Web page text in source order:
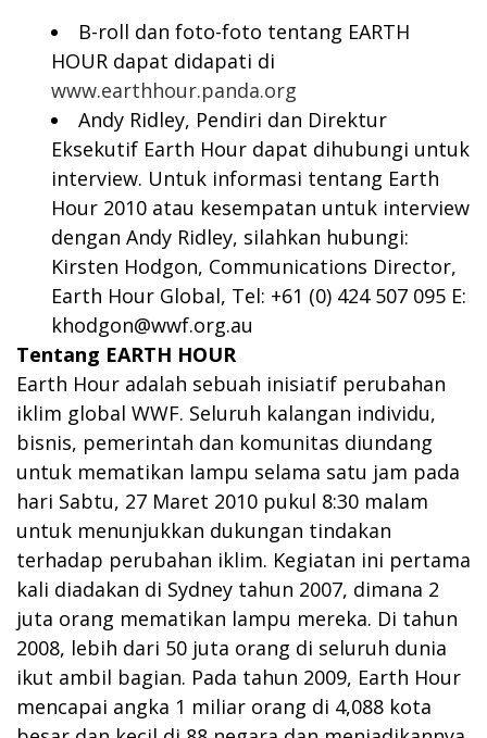
B-roll dan foto-foto tentang EARTH
HOUR dapat didapati di
www.earthhour.panda.org
Andy Ridley, Pendiri dan Direktur
Eksekutif Earth Hour dapat dihubungi untuk
interview. Untuk informasi tentang Earth
Hour 2010 atau kesempatan untuk interview
dengan Andy Ridley, silahkan hubungi:
Kirsten Hodgon, Communications Director,
Earth Hour Global, Tel: +61 (0) 424 507 095 E:
khodgon@wwf.org.au
Tentang EARTH HOUR
Earth Hour adalah sebuah inisiatif perubahan
iklim global WWF. Seluruh kalangan individu,
bisnis, pemerintah dan komunitas diundang
untuk mematikan lampu selama satu jam pada
hari Sabtu, 27 Maret 2010 pukul 8:30 malam
untuk menunjukkan dukungan tindakan
terhadap perubahan iklim. Kegiatan ini pertama
kali diadakan di Sydney tahun 2007, dimana 2
juta orang mematikan lampu mereka. Di tahun
2008, lebih dari 50 juta orang di seluruh dunia
ikut ambil bagian. Pada tahun 2009, Earth Hour
mencapai angka 1 miliar orang di 4,088 kota